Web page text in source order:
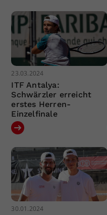
23.03.2024
ITF Antalya:
Schwärzler erreicht
erstes Herren-
Einzelfinale
30.01.2024